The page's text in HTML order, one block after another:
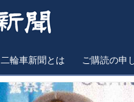
二輪車新聞とは ご購読の申